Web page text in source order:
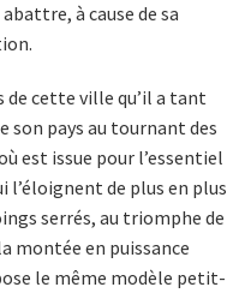
à cause de sa
cette ville qu’il a tant
son pays au tournant des
est issue pour l’essentiel
l’éloignent de plus en plus
serrés, au triomphe de
montée en puissance
le même modèle petit-